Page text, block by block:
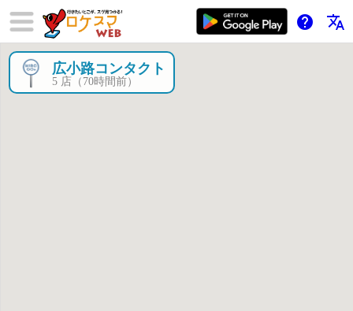
help translate
×
広小路コンタクト
5 店（70時間前）